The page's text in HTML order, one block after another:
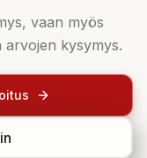
vaan myös
arvojen kysymys.